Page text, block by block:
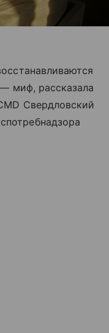
миф, рассказала
Свердловский